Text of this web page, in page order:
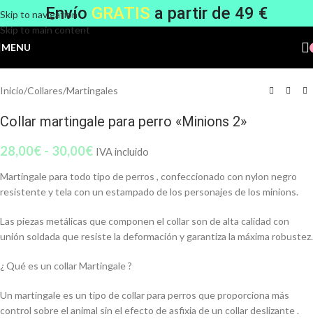
Skip to navigation
Skip to main content
Envío GRATIS a partir de 49 €
MENU
Inicio/Collares/Martingales
Collar martingale para perro «Minions 2»
28,00€ - 30,00€ IVA incluido
Martingale para todo tipo de perros , confeccionado con nylon negro
resistente y tela con un estampado de los personajes de los minions.
Las piezas metálicas que componen el collar son de alta calidad con
unión soldada que resiste la deformación y garantiza la máxima robustez.
¿ Qué es un collar Martingale ?
Un martingale es un tipo de collar para perros que proporciona más
control sobre el animal sin el efecto de asfixia de un collar deslizante .